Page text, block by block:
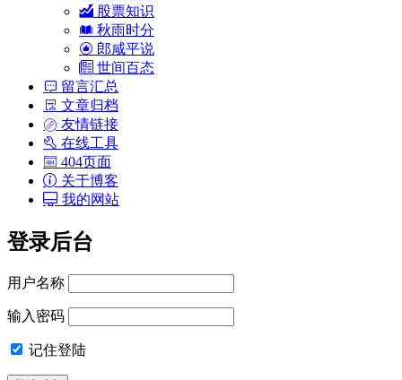
股票知识
秋雨时分
郎咸平说
世间百态
留言汇总
文章归档
友情链接
在线工具
404页面
关于博客
我的网站
登录后台
用户名称
输入密码
记住登陆